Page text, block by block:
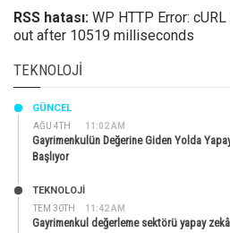
RSS hatası: WP HTTP Error:
out after 10519 milliseconds
TEKNOLOJI
AĞU 4TH 11:02 AM
GÜNCEL
Gayrimenkulün Değerine Giden Yolda
Başlıyor
TEM 30TH 11:42 AM
TEKNOLOJİ
Gayrimenkul değerleme sektörü yapay